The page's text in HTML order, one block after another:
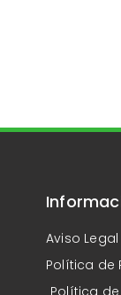
Aviso Legal
Política de